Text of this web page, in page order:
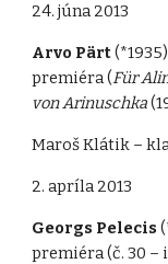
24. júna 2013
Arvo Pärt
premiéra (Für
von Arinuschka
Maroš Klátik –
2. apríla 2013
Georgs Pelecis
premiéra (č. 30 –